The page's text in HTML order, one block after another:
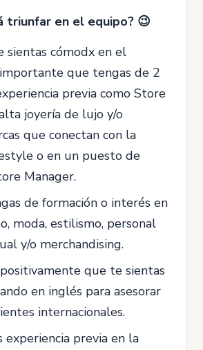
triunfar en el equipo? 😉
sientas cómodx en el
que tengas de 2
previa como Store
joyería de lujo y/o
que conectan con la
o en un puesto de
Manager.
de formación o interés en
moda, estilismo, personal
y/o merchandising.
que te sientas
en inglés para asesorar
internacionales.
experiencia previa en la